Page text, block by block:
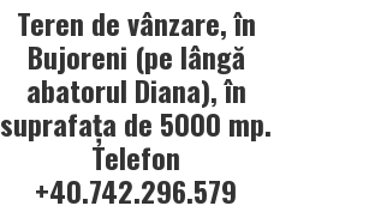
Teren de vânzare, în
Bujoreni (pe lângă
abatorul Diana), în
suprafața de 5000 mp.
Telefon
+40.742.296.579